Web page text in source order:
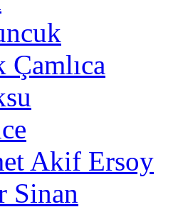
Çamlıca
Akif Ersoy
Sinan